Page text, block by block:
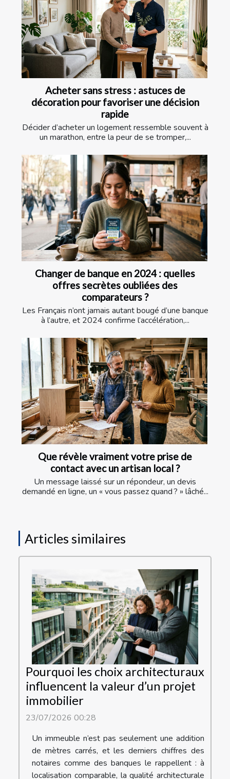
Acheter sans stress : astuces de
décoration pour favoriser une décision
rapide
Décider d’acheter un logement ressemble souvent à
un marathon, entre la peur de se tromper,...
Changer de banque en 2024 : quelles
offres secrètes oubliées des
comparateurs ?
Les Français n’ont jamais autant bougé d’une banque
à l’autre, et 2024 confirme l’accélération,...
Que révèle vraiment votre prise de
contact avec un artisan local ?
Un message laissé sur un répondeur, un devis
demandé en ligne, un « vous passez quand ? » lâché...
Articles similaires
Pourquoi les choix architecturaux
influencent la valeur d’un projet
immobilier
23/07/2026 00:28
Un immeuble n’est pas seulement une addition
de mètres carrés, et les derniers chiffres des
notaires comme des banques le rappellent : à
localisation comparable, la qualité architecturale